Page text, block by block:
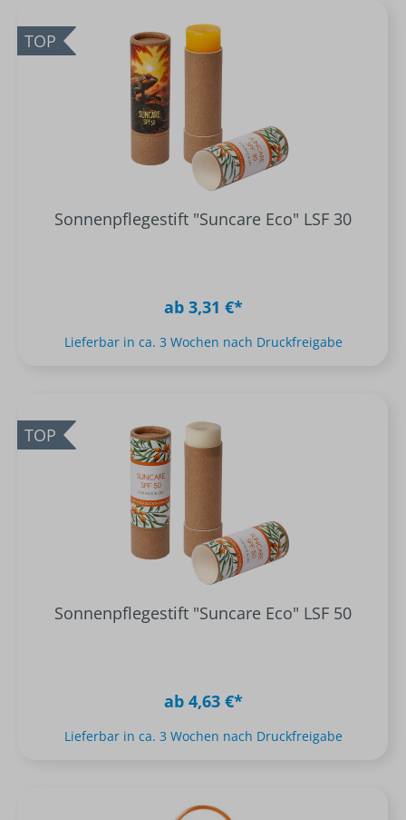
TOP
Sonnenpflegestift "Suncare Eco" LSF 30
ab 3,31 €*
Lieferbar in ca. 3 Wochen nach Druckfreigabe
TOP
Sonnenpflegestift "Suncare Eco" LSF 50
ab 4,63 €*
Lieferbar in ca. 3 Wochen nach Druckfreigabe